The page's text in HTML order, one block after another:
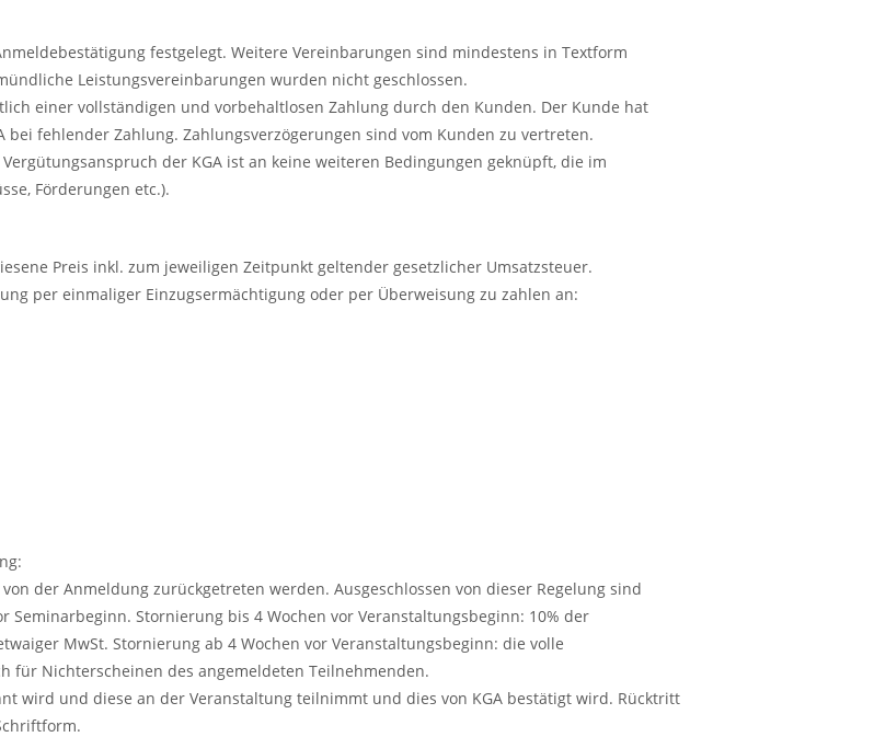
festgelegt. Weitere Vereinbarungen sind mindestens in Textform
Leistungsvereinbarungen wurden nicht geschlossen.
einer vollständigen und vorbehaltlosen Zahlung durch den Kunden. Der Kunde hat
fehlender Zahlung. Zahlungsverzögerungen sind vom Kunden zu vertreten.
der KGA ist an keine weiteren Bedingungen geknüpft, die im
Förderungen etc.).
Preis inkl. zum jeweiligen Zeitpunkt geltender gesetzlicher Umsatzsteuer.
per einmaliger Einzugsermächtigung oder per Überweisung zu zahlen an:
der Anmeldung zurückgetreten werden. Ausgeschlossen von dieser Regelung sind
Seminarbeginn. Stornierung bis 4 Wochen vor Veranstaltungsbeginn: 10% der
MwSt. Stornierung ab 4 Wochen vor Veranstaltungsbeginn: die volle
für Nichterscheinen des angemeldeten Teilnehmenden.
wird und diese an der Veranstaltung teilnimmt und dies von KGA bestätigt wird. Rücktritt